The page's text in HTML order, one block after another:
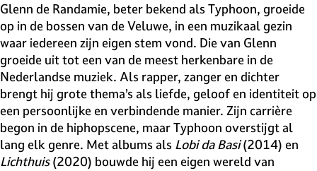
Glenn de Randamie, beter bekend als Typhoon, groeide
op in de bossen van de Veluwe, in een muzikaal gezin
waar iedereen zijn eigen stem vond. Die van Glenn
groeide uit tot een van de meest herkenbare in de
Nederlandse muziek. Als rapper, zanger en dichter
brengt hij grote thema’s als liefde, geloof en identiteit op
een persoonlijke en verbindende manier. Zijn carrière
begon in de hiphopscene, maar Typhoon overstijgt al
lang elk genre. Met albums als Lobi da Basi(2014) en
Lichthuis(2020) bouwde hij een eigen wereld van